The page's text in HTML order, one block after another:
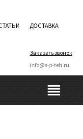
ДОСТАВКА
Заказать звонок
info@s-p-teh.ru